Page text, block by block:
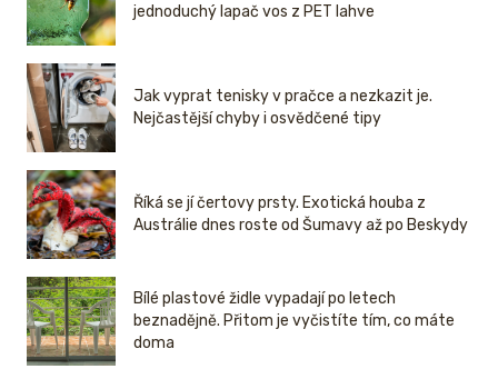
jednoduchý lapač vos z PET lahve
Jak vyprat tenisky v pračce a nezkazit je.
Nejčastější chyby i osvědčené tipy
Říká se jí čertovy prsty. Exotická houba z
Austrálie dnes roste od Šumavy až po Beskydy
Bílé plastové židle vypadají po letech
beznadějně. Přitom je vyčistíte tím, co máte
doma